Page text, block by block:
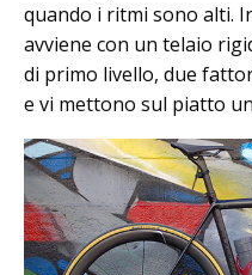
quando i ritmi sono alti.
avviene con un telaio
di primo livello, due
e vi mettono sul piatto